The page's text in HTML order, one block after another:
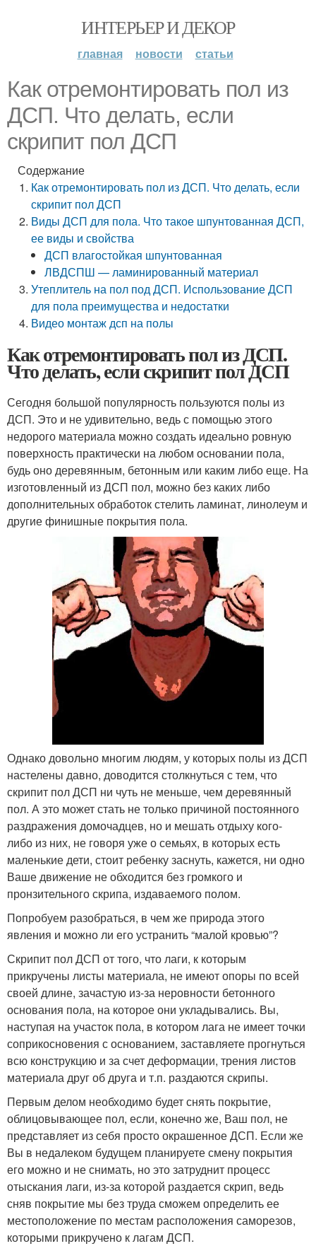
ИНТЕРЬЕР И ДЕКОР
главная новости статьи
Как отремонтировать пол из
ДСП. Что делать, если
скрипит пол ДСП
Содержание
Как отремонтировать пол из ДСП. Что делать, если
скрипит пол ДСП
Виды ДСП для пола. Что такое шпунтованная ДСП,
ее виды и свойства
ДСП влагостойкая шпунтованная
ЛВДСПШ — ламинированный материал
Утеплитель на пол под ДСП. Использование ДСП
для пола преимущества и недостатки
Видео монтаж дсп на полы
Как отремонтировать пол из ДСП.
Что делать, если скрипит пол ДСП
Сегодня большой популярность пользуются полы из
ДСП. Это и не удивительно, ведь с помощью этого
недорого материала можно создать идеально ровную
поверхность практически на любом основании пола,
будь оно деревянным, бетонным или каким либо еще. На
изготовленный из ДСП пол, можно без каких либо
дополнительных обработок стелить ламинат, линолеум и
другие финишные покрытия пола.
Однако довольно многим людям, у которых полы из ДСП
настелены давно, доводится столкнуться с тем, что
скрипит пол ДСП ни чуть не меньше, чем деревянный
пол. А это может стать не только причиной постоянного
раздражения домочадцев, но и мешать отдыху кого-
либо из них, не говоря уже о семьях, в которых есть
маленькие дети, стоит ребенку заснуть, кажется, ни одно
Ваше движение не обходится без громкого и
пронзительного скрипа, издаваемого полом.
Попробуем разобраться, в чем же природа этого
явления и можно ли его устранить “малой кровью”?
Скрипит пол ДСП от того, что лаги, к которым
прикручены листы материала, не имеют опоры по всей
своей длине, зачастую из-за неровности бетонного
основания пола, на которое они укладывались. Вы,
наступая на участок пола, в котором лага не имеет точки
соприкосновения с основанием, заставляете прогнуться
всю конструкцию и за счет деформации, трения листов
материала друг об друга и т.п. раздаются скрипы.
Первым делом необходимо будет снять покрытие,
облицовывающее пол, если, конечно же, Ваш пол, не
представляет из себя просто окрашенное ДСП. Если же
Вы в недалеком будущем планируете смену покрытия
его можно и не снимать, но это затруднит процесс
отыскания лаги, из-за которой раздается скрип, ведь
сняв покрытие мы без труда сможем определить ее
местоположение по местам расположения саморезов,
которыми прикручено к лагам ДСП.